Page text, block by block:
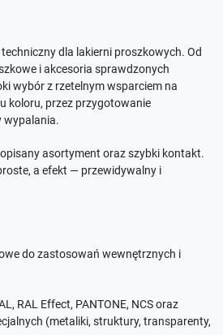
dla lakierni proszkowych. Od
i akcesoria sprawdzonych
wybór z rzetelnym wsparciem na
koloru, przez przygotowanie
wypalania.
asortyment oraz szybki kontakt.
a efekt — przewidywalny i
do zastosowań wewnętrznych i
RAL Effect, PANTONE, NCS oraz
(metaliki, struktury, transparenty,